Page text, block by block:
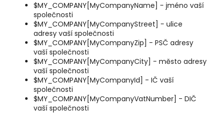
$MY_COMPANY[MyCompanyName] - jméno vaší
společnosti
$MY_COMPANY[MyCompanyStreet] - ulice
adresy vaší společnosti
$MY_COMPANY[MyCompanyZip] - PSČ adresy
vaší společnosti
$MY_COMPANY[MyCompanyCity] - město adresy
vaší společnosti
$MY_COMPANY[MyCompanyId] - IČ vaší
společnosti
$MY_COMPANY[MyCompanyVatNumber] - DIČ
vaší společnosti